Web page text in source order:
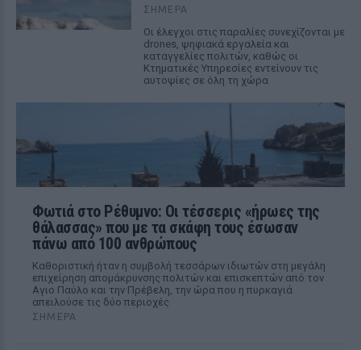
ΣΉΜΕΡΑ
Οι έλεγχοι στις παραλίες συνεχίζονται με
drones, ψηφιακά εργαλεία και
καταγγελίες πολιτών, καθώς οι
Κτηματικές Υπηρεσίες εντείνουν τις
αυτοψίες σε όλη τη χώρα
Φωτιά στο Ρέθυμνο: Οι τέσσερις «ήρωες της
θάλασσας» που με τα σκάφη τους έσωσαν
πάνω από 100 ανθρώπους
Καθοριστική ήταν η συμβολή τεσσάρων ιδιωτών στη μεγάλη
επιχείρηση απομάκρυνσης πολιτών και επισκεπτών από τον
Αγιο Παύλο και την Πρέβελη, την ώρα που η πυρκαγιά
απειλούσε τις δύο περιοχές
ΣΉΜΕΡΑ